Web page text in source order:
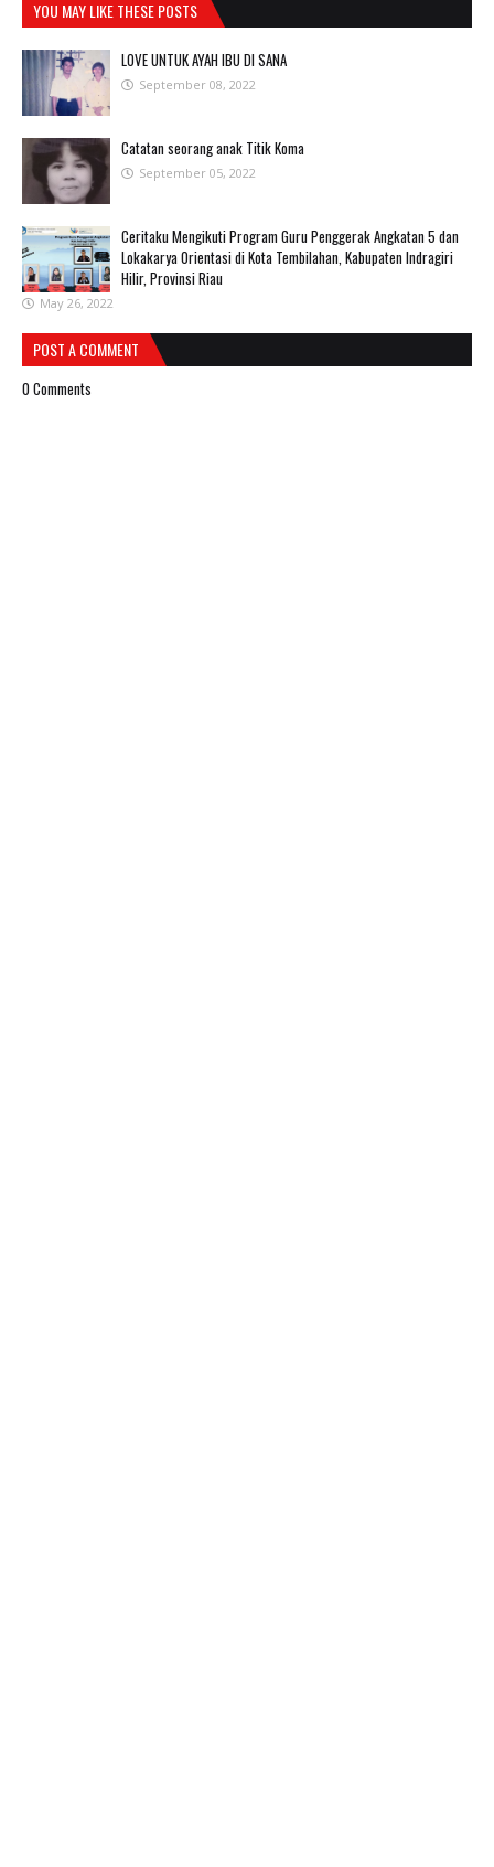
YOU MAY LIKE THESE POSTS
LOVE UNTUK AYAH IBU DI SANA
September 08, 2022
Catatan seorang anak Titik Koma
September 05, 2022
Ceritaku Mengikuti Program Guru Penggerak Angkatan 5 dan
Lokakarya Orientasi di Kota Tembilahan, Kabupaten Indragiri
Hilir, Provinsi Riau
May 26, 2022
POST A COMMENT
0 Comments